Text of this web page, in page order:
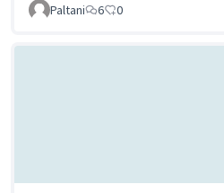
Paltani
6 0